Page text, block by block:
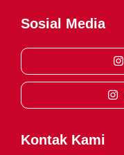
Sosial Media
Kontak Kami